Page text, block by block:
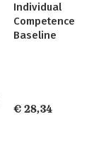
Individual
Competence
Baseline
€ 28,34